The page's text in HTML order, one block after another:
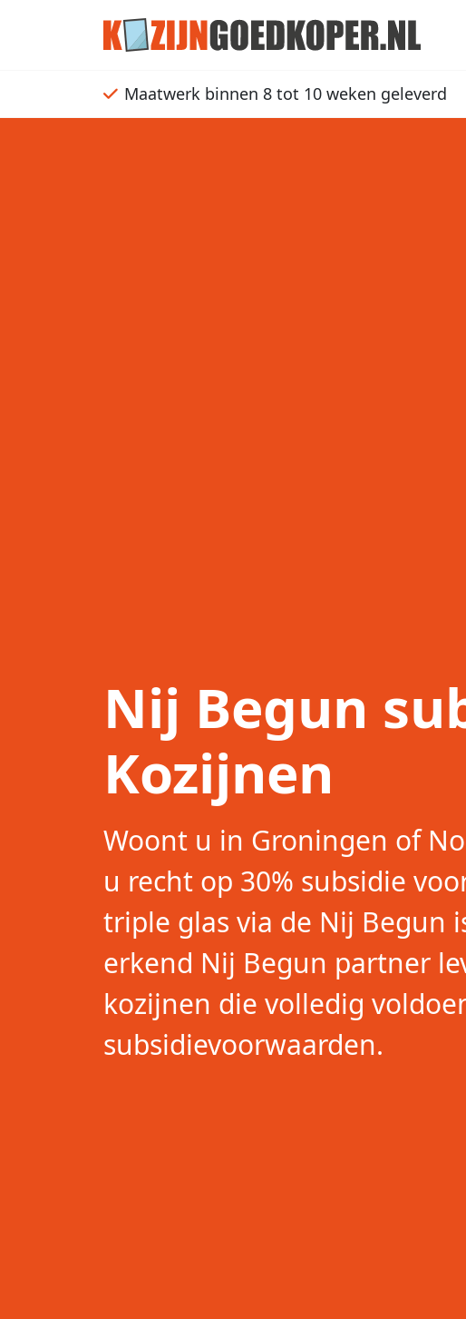
Maatwerk binnen 8 tot 10 weken geleverd
Nij Begun
Kozijnen
Woont u in Groningen of
u recht op 30% subsidie
triple glas via de Nij Begun
erkend Nij Begun partner
kozijnen die volledig
subsidievoorwaarden.